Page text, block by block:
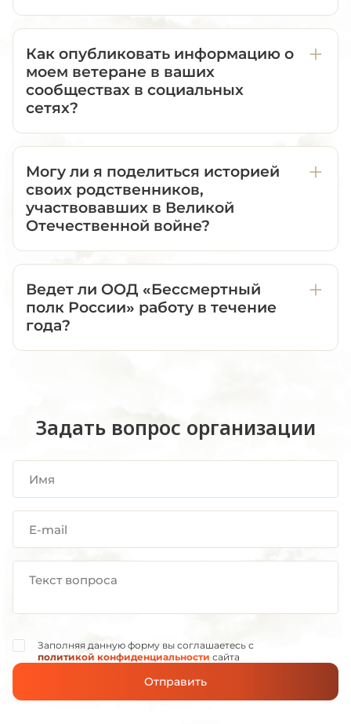
Как опубликовать информацию о
моем ветеране в ваших
сообществах в социальных
сетях?
Могу ли я поделиться историей
своих родственников,
участвовавших в Великой
Отечественной войне?
Ведет ли ООД «Бессмертный
полк России» работу в течение
года?
Задать вопрос организации
Отправить
Заполняя данную форму вы соглашаетесь с
политикой конфиденциальности сайта